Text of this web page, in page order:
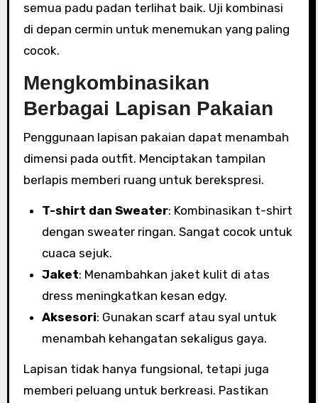
semua padu padan terlihat baik. Uji kombinasi
di depan cermin untuk menemukan yang paling
cocok.
Mengkombinasikan
Berbagai Lapisan Pakaian
Penggunaan lapisan pakaian dapat menambah
dimensi pada outfit. Menciptakan tampilan
berlapis memberi ruang untuk berekspresi.
T-shirt dan Sweater: Kombinasikan t-shirt
dengan sweater ringan. Sangat cocok untuk
cuaca sejuk.
Jaket: Menambahkan jaket kulit di atas
dress meningkatkan kesan edgy.
Aksesori: Gunakan scarf atau syal untuk
menambah kehangatan sekaligus gaya.
Lapisan tidak hanya fungsional, tetapi juga
memberi peluang untuk berkreasi. Pastikan